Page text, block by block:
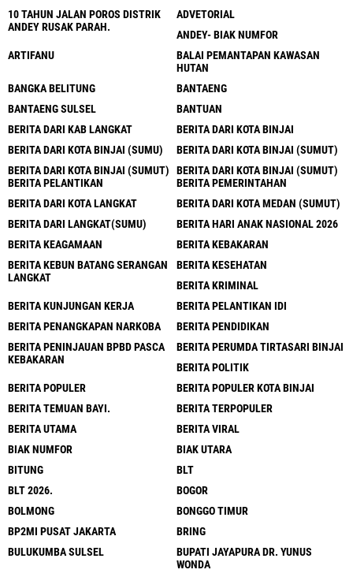
10 TAHUN JALAN POROS DISTRIK
ANDEY RUSAK PARAH.
ADVETORIAL
ANDEY- BIAK NUMFOR
ARTIFANU
BALAI PEMANTAPAN KAWASAN
HUTAN
BANGKA BELITUNG
BANTAENG
BANTAENG SULSEL
BANTUAN
BERITA DARI KAB LANGKAT
BERITA DARI KOTA BINJAI
BERITA DARI KOTA BINJAI (SUMU)
BERITA DARI KOTA BINJAI (SUMUT)
BERITA DARI KOTA BINJAI (SUMUT)
BERITA PELANTIKAN
BERITA DARI KOTA BINJAI (SUMUT)
BERITA PEMERINTAHAN
BERITA DARI KOTA LANGKAT
BERITA DARI KOTA MEDAN (SUMUT)
BERITA DARI LANGKAT(SUMU)
BERITA HARI ANAK NASIONAL 2026
BERITA KEAGAMAAN
BERITA KEBAKARAN
BERITA KEBUN BATANG SERANGAN
LANGKAT
BERITA KESEHATAN
BERITA KRIMINAL
BERITA KUNJUNGAN KERJA
BERITA PELANTIKAN IDI
BERITA PENANGKAPAN NARKOBA
BERITA PENDIDIKAN
BERITA PENINJAUAN BPBD PASCA
KEBAKARAN
BERITA PERUMDA TIRTASARI BINJAI
BERITA POLITIK
BERITA POPULER
BERITA POPULER KOTA BINJAI
BERITA TEMUAN BAYI.
BERITA TERPOPULER
BERITA UTAMA
BERITA VIRAL
BIAK NUMFOR
BIAK UTARA
BITUNG
BLT
BLT 2026.
BOGOR
BOLMONG
BONGGO TIMUR
BP2MI PUSAT JAKARTA
BRING
BULUKUMBA SULSEL
BUPATI JAYAPURA DR. YUNUS
WONDA